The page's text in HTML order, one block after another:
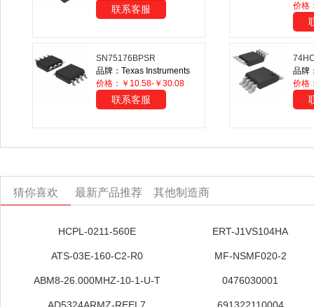
联系客服
价格
SN75176BPSR
品牌：Texas Instruments
价格：￥10.58-￥30.08
联系客服
品牌
价格
猜你喜欢 最新产品推荐 其他制造商
HCPL-0211-560E ERT-J1VS104HA
ATS-03E-160-C2-R0 MF-NSMF020-2
ABM8-26.000MHZ-10-1-U-T 0476030001